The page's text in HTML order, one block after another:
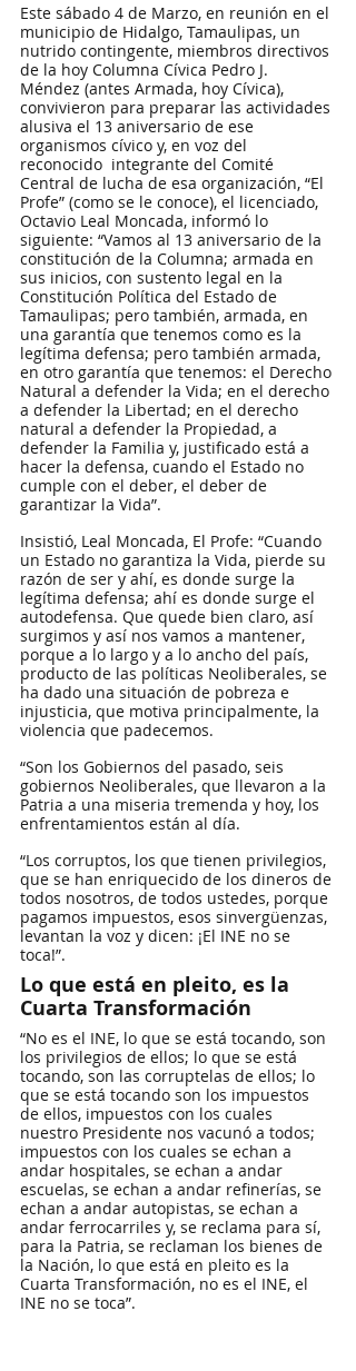
Este sábado 4 de Marzo, en reunión en el
municipio de Hidalgo, Tamaulipas, un
nutrido contingente, miembros directivos
de la hoy Columna Cívica Pedro J.
Méndez (antes Armada, hoy Cívica),
convivieron para preparar las actividades
alusiva el 13 aniversario de ese
organismos cívico y, en voz del
reconocido  integrante del Comité
Central de lucha de esa organización, “El
Profe” (como se le conoce), el licenciado,
Octavio Leal Moncada, informó lo
siguiente: “Vamos al 13 aniversario de la
constitución de la Columna; armada en
sus inicios, con sustento legal en la
Constitución Política del Estado de
Tamaulipas; pero también, armada, en
una garantía que tenemos como es la
legítima defensa; pero también armada,
en otro garantía que tenemos: el Derecho
Natural a defender la Vida; en el derecho
a defender la Libertad; en el derecho
natural a defender la Propiedad, a
defender la Familia y, justificado está a
hacer la defensa, cuando el Estado no
cumple con el deber, el deber de
garantizar la Vida”.
Insistió, Leal Moncada, El Profe: “Cuando
un Estado no garantiza la Vida, pierde su
razón de ser y ahí, es donde surge la
legítima defensa; ahí es donde surge el
autodefensa. Que quede bien claro, así
surgimos y así nos vamos a mantener,
porque a lo largo y a lo ancho del país,
producto de las políticas Neoliberales, se
ha dado una situación de pobreza e
injusticia, que motiva principalmente, la
violencia que padecemos.
“Son los Gobiernos del pasado, seis
gobiernos Neoliberales, que llevaron a la
Patria a una miseria tremenda y hoy, los
enfrentamientos están al día.
“Los corruptos, los que tienen privilegios,
que se han enriquecido de los dineros de
todos nosotros, de todos ustedes, porque
pagamos impuestos, esos sinvergüenzas,
levantan la voz y dicen: ¡El INE no se
toca!”.
Lo que está en pleito, es la
Cuarta Transformación
“No es el INE, lo que se está tocando, son
los privilegios de ellos; lo que se está
tocando, son las corruptelas de ellos; lo
que se está tocando son los impuestos
de ellos, impuestos con los cuales
nuestro Presidente nos vacunó a todos;
impuestos con los cuales se echan a
andar hospitales, se echan a andar
escuelas, se echan a andar refinerías, se
echan a andar autopistas, se echan a
andar ferrocarriles y, se reclama para sí,
para la Patria, se reclaman los bienes de
la Nación, lo que está en pleito es la
Cuarta Transformación, no es el INE, el
INE no se toca”.